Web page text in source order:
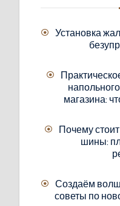
Установка
магазина:
Почему
шины:
Создаём
советы по